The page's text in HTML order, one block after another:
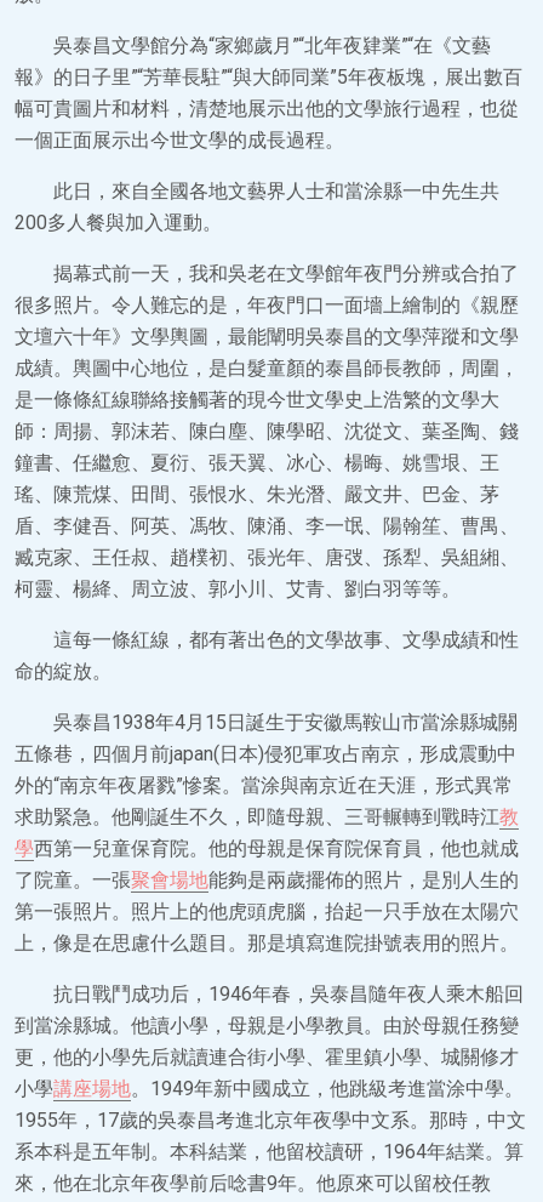
吳泰昌文學館分為“家鄉歲月”“北年夜肄業”“在《文藝
報》的日子里”“芳華長駐”“與大師同業”5年夜板塊，展出數百
幅可貴圖片和材料，清楚地展示出他的文學旅行過程，也從
一個正面展示出今世文學的成長過程。
此日，來自全國各地文藝界人士和當涂縣一中先生共
200多人餐與加入運動。
揭幕式前一天，我和吳老在文學館年夜門分辨或合拍了
很多照片。令人難忘的是，年夜門口一面墻上繪制的《親歷
文壇六十年》文學輿圖，最能闡明吳泰昌的文學萍蹤和文學
成績。輿圖中心地位，是白髮童顏的泰昌師長教師，周圍，
是一條條紅線聯絡接觸著的現今世文學史上浩繁的文學大
師：周揚、郭沫若、陳白塵、陳學昭、沈從文、葉圣陶、錢
鐘書、任繼愈、夏衍、張天翼、冰心、楊晦、姚雪垠、王
瑤、陳荒煤、田間、張恨水、朱光潛、嚴文井、巴金、茅
盾、李健吾、阿英、馮牧、陳涌、李一氓、陽翰笙、曹禺、
臧克家、王任叔、趙樸初、張光年、唐弢、孫犁、吳組緗、
柯靈、楊絳、周立波、郭小川、艾青、劉白羽等等。
這每一條紅線，都有著出色的文學故事、文學成績和性
命的綻放。
吳泰昌1938年4月15日誕生于安徽馬鞍山市當涂縣城關
五條巷，四個月前japan(日本)侵犯軍攻占南京，形成震動中
外的“南京年夜屠戮”慘案。當涂與南京近在天涯，形式異常
求助緊急。他剛誕生不久，即隨母親、三哥輾轉到戰時江教
學西第一兒童保育院。他的母親是保育院保育員，他也就成
了院童。一張聚會場地能夠是兩歲擺佈的照片，是別人生的
第一張照片。照片上的他虎頭虎腦，抬起一只手放在太陽穴
上，像是在思慮什么題目。那是填寫進院掛號表用的照片。
抗日戰鬥成功后，1946年春，吳泰昌隨年夜人乘木船回
到當涂縣城。他讀小學，母親是小學教員。由於母親任務變
更，他的小學先后就讀連合街小學、霍里鎮小學、城關修才
小學講座場地。1949年新中國成立，他跳級考進當涂中學。
1955年，17歲的吳泰昌考進北京年夜學中文系。那時，中文
系本科是五年制。本科結業，他留校讀研，1964年結業。算
來，他在北京年夜學前后唸書9年。他原來可以留校任教